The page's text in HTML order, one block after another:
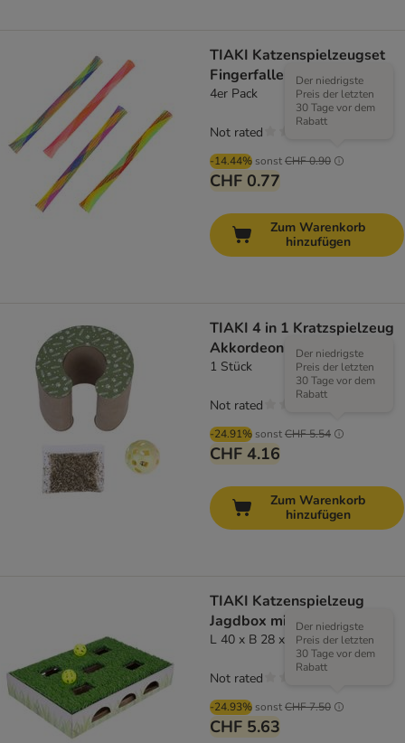
TIAKI Katzenspielzeugset
Fingerfallen
4er Pack
-14.44% sonstCHF 0.90
Der niedrigste
Preis der letzten
30 Tage vor dem
Rabatt
CHF 0.77
Not rated
Zum Warenkorb
hinzufügen
TIAKI 4 in 1 Kratzspielzeug
Akkordeon
1 Stück
-24.91% sonstCHF 5.54
Der niedrigste
Preis der letzten
30 Tage vor dem
Rabatt
CHF 4.16
Not rated
Zum Warenkorb
hinzufügen
TIAKI Katzenspielzeug
Jagdbox mit Graspatch
L 40 x B 28 x H 7 cm
-24.93% sonstCHF 7.50
Der niedrigste
Preis der letzten
30 Tage vor dem
Rabatt
CHF 5.63
Not rated